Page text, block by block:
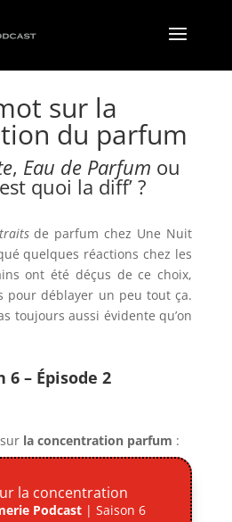
sur la
du parfum
, Eau de Parfum ou
quoi la diff’ ?
de parfum chez Une Nuit
quelques réactions chez les
ont été déçus de ce choix,
pour déblayer un peu tout ça.
toujours aussi évidente qu’on
6 – Épisode 2
la concentration parfum :
la concentration
Podcast |Saison 6